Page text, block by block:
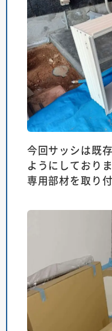
今回サッシは既
ようにしており
専用部材を取り